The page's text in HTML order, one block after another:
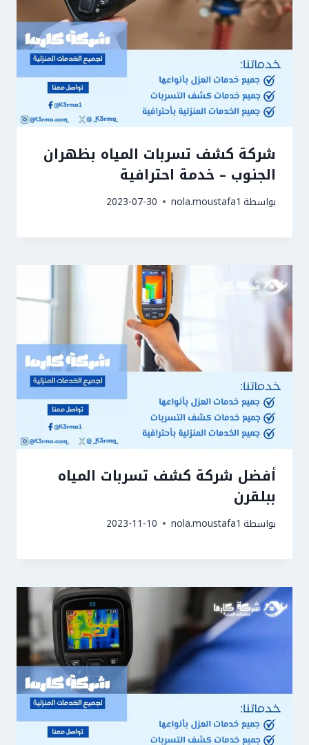
شركة كشف تسربات المياه بظهران
الجنوب – خدمة احترافية
بواسطة nola.moustafa1
2023-07-30
أفضل شركة كشف تسربات المياه
ببلقرن
بواسطة nola.moustafa1
2023-11-10